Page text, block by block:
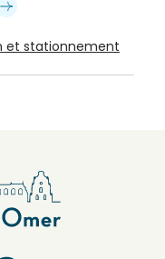
et stationnement